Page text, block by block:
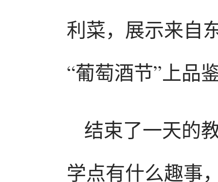
利菜，展示来自
“葡萄酒节”上品
结束了一天的
学点有什么趣事